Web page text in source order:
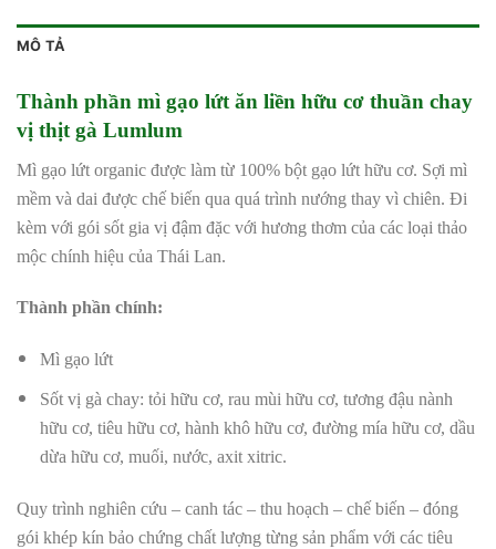
MÔ TẢ
Thành phần mì gạo lứt ăn liền hữu cơ thuần chay
vị thịt gà Lumlum
Mì gạo lứt organic được làm từ 100% bột gạo lứt hữu cơ. Sợi mì
mềm và dai được chế biến qua quá trình nướng thay vì chiên. Đi
kèm với gói sốt gia vị đậm đặc với hương thơm của các loại thảo
mộc chính hiệu của Thái Lan.
Thành phần chính:
Mì gạo lứt
Sốt vị gà chay: tỏi hữu cơ, rau mùi hữu cơ, tương đậu nành
hữu cơ, tiêu hữu cơ, hành khô hữu cơ, đường mía hữu cơ, dầu
dừa hữu cơ, muối, nước, axit xitric.
Quy trình nghiên cứu – canh tác – thu hoạch – chế biến – đóng
gói khép kín bảo chứng chất lượng từng sản phẩm với các tiêu